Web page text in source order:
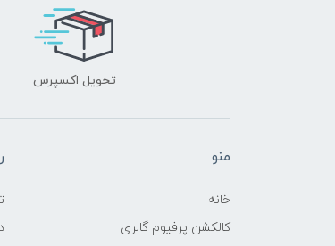
تحویل اکسپرس
منو
خانه
کالکشن پرفیوم گالری